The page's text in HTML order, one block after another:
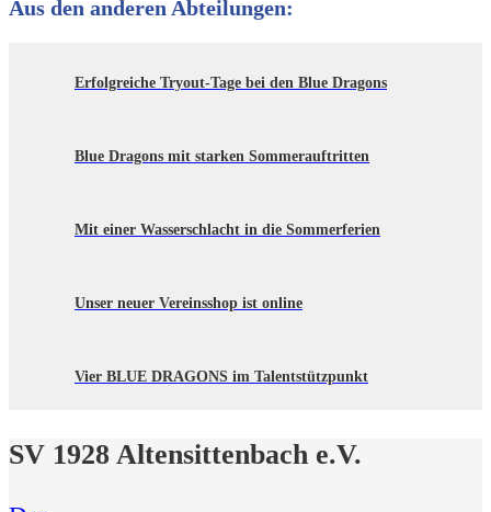
Aus den anderen Abteilungen:
Erfolgreiche Tryout-Tage bei den Blue Dragons
Blue Dragons mit starken Sommerauftritten
Mit einer Wasserschlacht in die Sommerferien
Unser neuer Vereinsshop ist online
Vier BLUE DRAGONS im Talentstützpunkt
SV 1928 Altensittenbach e.V.